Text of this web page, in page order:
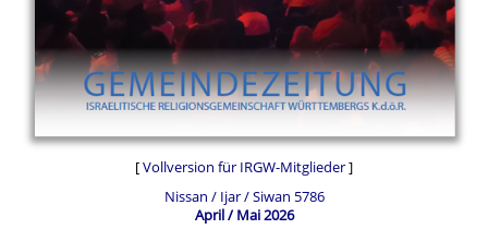
[Vollversion für IRGW-Mitglieder]
Nissan / Ijar / Siwan 5786
April / Mai 2026